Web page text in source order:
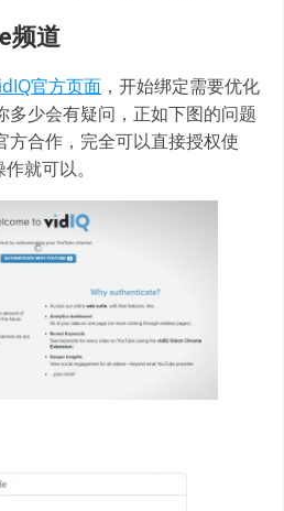
频道
官方页面 ，开始绑定需要优化
多少会有疑问，正如下图的问题
合作，完全可以直接授权使
就可以。